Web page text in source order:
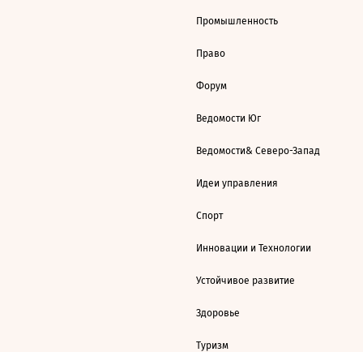
Промышленность
Право
Форум
Ведомости Юг
Ведомости& Северо-Запад
Идеи управления
Спорт
Инновации и Технологии
Устойчивое развитие
Здоровье
Туризм